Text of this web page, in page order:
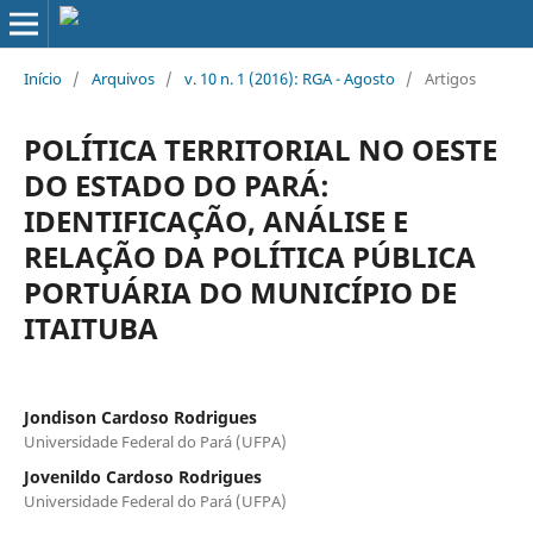
Início / Arquivos / v. 10 n. 1 (2016): RGA - Agosto / Artigos
POLÍTICA TERRITORIAL NO OESTE
DO ESTADO DO PARÁ:
IDENTIFICAÇÃO, ANÁLISE E
RELAÇÃO DA POLÍTICA PÚBLICA
PORTUÁRIA DO MUNICÍPIO DE
ITAITUBA
Jondison Cardoso Rodrigues
Universidade Federal do Pará (UFPA)
Jovenildo Cardoso Rodrigues
Universidade Federal do Pará (UFPA)